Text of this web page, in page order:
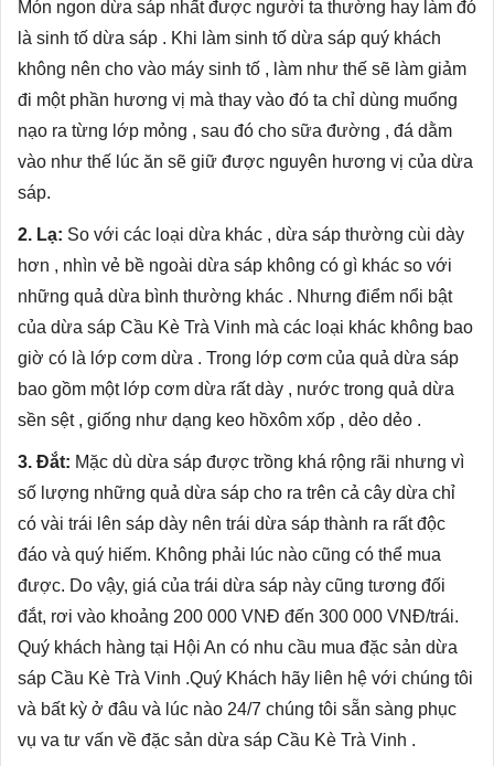
Món ngon dừa sáp nhấtđược người ta thường hay làm đó
là sinh tố dừa sáp . Khi làm sinh tố dừa sáp quý khách
không nên cho vào máy sinh tố , làm như thế sẽ làm giảm
đi một phần hương vị mà thay vào đó ta chỉ dùng muổng
nạo ra từng lớp mỏng , sau đó cho sữa đường , đá dằm
vào như thế lúc ăn sẽ giữ được nguyên hương vị của dừa
sáp.
2. Lạ: So với các loại dừa khác , dừa sáp thường cùi dày
hơn , nhìn vẻ bề ngoài dừa sáp không có gì khác so với
những quả dừa bình thường khác . Nhưng điểm nổi bật
của dừa sáp Cầu Kè Trà Vinh mà các loại khác không bao
giờ có là lớp cơm dừa . Trong lớp cơm của quả dừa sáp
bao gồm một lớp cơm dừa rất dày , nước trong quả dừa
sền sệt , giống như dạng keo hồxôm xốp , dẻo dẻo .
3. Đắt: Mặc dù dừa sáp được trồng khá rộng rãi nhưng vì
số lượng những quả dừa sáp cho ra trên cả cây dừa chỉ
có vài trái lên sáp dày nên trái dừa sáp thành ra rất độc
đáo và quý hiếm. Không phải lúc nào cũng có thể mua
được. Do vậy, giá của trái dừa sáp này cũng tương đối
đắt, rơi vào khoảng 200 000 VNĐ đến 300 000 VNĐ/trái.
Quý khách hàng tại Hội An có nhu cầu mua đặc sản dừa
sáp Cầu Kè Trà Vinh .Quý Khách hãy liên hệ với chúng tôi
và bất kỳ ở đâu và lúc nào 24/7 chúng tôi sẵn sàng phục
vụ va tư vấn về đặc sản dừa sáp Cầu Kè Trà Vinh .